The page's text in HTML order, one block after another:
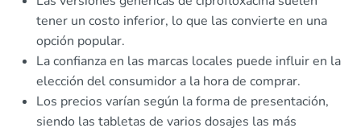
tener un costo inferior, lo que las convierte en una
opción popular.
La confianza en las marcas locales puede influir en la
elección del consumidor a la hora de comprar.
Los precios varían según la forma de presentación,
siendo las tabletas de varios dosajes las más